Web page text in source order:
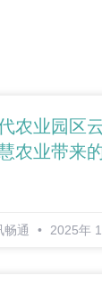
农业园区
农业带来
畅通 2025年